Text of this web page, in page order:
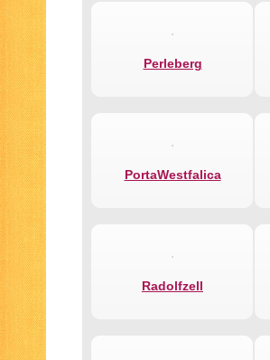
Perleberg
PortaWestfalica
Radolfzell